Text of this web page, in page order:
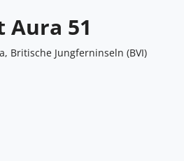
Aura 51
Britische Jungferninseln (BVI)